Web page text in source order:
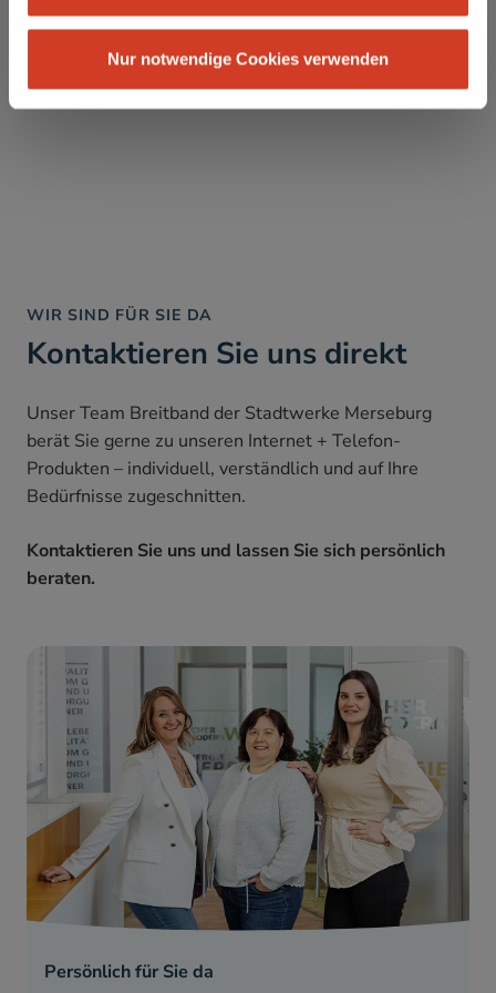
Nur notwendige Cookies verwenden
Kontaktieren Sie uns direkt
WIR SIND FÜR SIE DA
Unser Team Breitband der Stadtwerke Merseburg
berät Sie gerne zu unseren Internet + Telefon-
Produkten – individuell, verständlich und auf Ihre
Bedürfnisse zugeschnitten.
Kontaktieren Sie uns und lassen Sie sich persönlich
beraten.
Persönlich für Sie da